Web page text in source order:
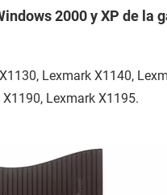
2000 y XP de la
Lexmark X1140,
Lexmark X1195.